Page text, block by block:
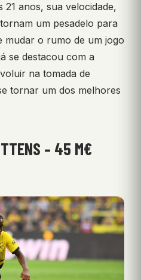
21 anos, sua velocidade,
um pesadelo para
mudar o rumo de um jogo
se destacou com a
na tomada de
tornar um dos melhores
– 45 M€